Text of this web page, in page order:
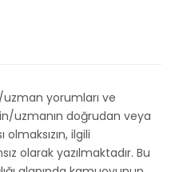
yorumları ve
uzmanın doğrudan veya
ilgili
olarak yazılmaktadır. Bu